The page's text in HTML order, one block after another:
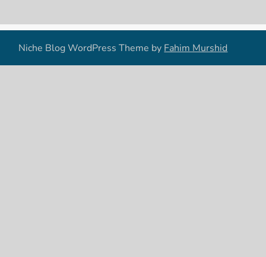
Niche Blog WordPress Theme byFahim Murshid